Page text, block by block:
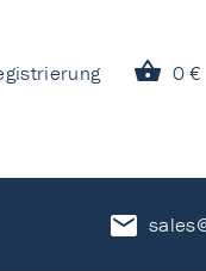
0 €